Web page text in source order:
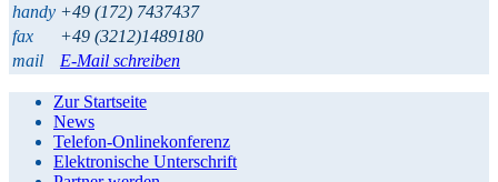
handy +49 (172) 7437437
fax
+49 (3212)1489180
mail
E-Mail schreiben
Zur Startseite
News
Telefon-Onlinekonferenz
Elektronische Unterschrift